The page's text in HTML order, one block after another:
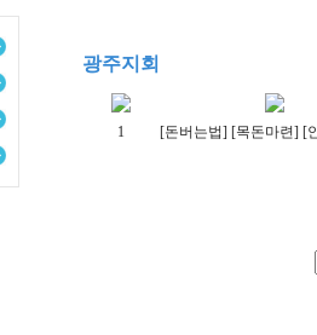
광주지회
1 [돈버는법] [목돈마련] [